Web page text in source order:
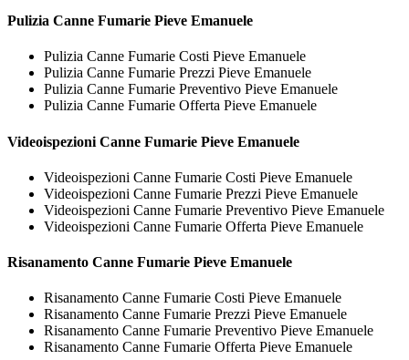
Pulizia Canne Fumarie Pieve Emanuele
Pulizia Canne Fumarie Costi Pieve Emanuele
Pulizia Canne Fumarie Prezzi Pieve Emanuele
Pulizia Canne Fumarie Preventivo Pieve Emanuele
Pulizia Canne Fumarie Offerta Pieve Emanuele
Videoispezioni Canne Fumarie Pieve Emanuele
Videoispezioni Canne Fumarie Costi Pieve Emanuele
Videoispezioni Canne Fumarie Prezzi Pieve Emanuele
Videoispezioni Canne Fumarie Preventivo Pieve Emanuele
Videoispezioni Canne Fumarie Offerta Pieve Emanuele
Risanamento Canne Fumarie Pieve Emanuele
Risanamento Canne Fumarie Costi Pieve Emanuele
Risanamento Canne Fumarie Prezzi Pieve Emanuele
Risanamento Canne Fumarie Preventivo Pieve Emanuele
Risanamento Canne Fumarie Offerta Pieve Emanuele